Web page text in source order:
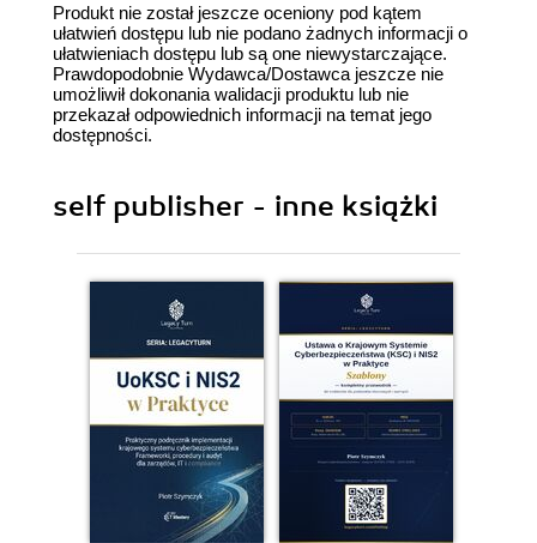
Produkt nie został jeszcze oceniony pod kątem
ułatwień dostępu lub nie podano żadnych informacji o
ułatwieniach dostępu lub są one niewystarczające.
Prawdopodobnie Wydawca/Dostawca jeszcze nie
umożliwił dokonania walidacji produktu lub nie
przekazał odpowiednich informacji na temat jego
dostępności.
self publisher - inne książki